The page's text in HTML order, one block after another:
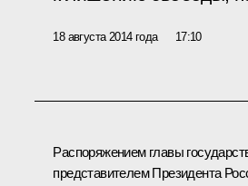
18 августа 2014 года 17:10
Распоряжением главы
представителем Президента